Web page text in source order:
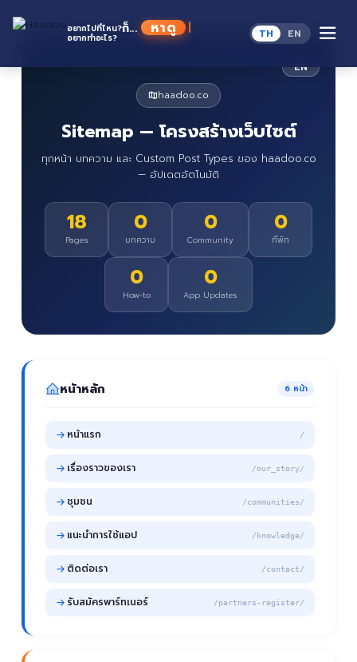
อยากไปที่ไหน?
อยากทำอะไร?
ก็... หาดู TH EN
EN
haadoo.co
Sitemap — โครงสร้างเว็บไซต์
ทุกหน้า บทความ และ Custom Post Types ของ haadoo.co
— อัปเดตอัตโนมัติ
18
Pages
0
บทความ
0
Community
0
ที่พัก
0
How-to
0
App Updates
หน้าหลัก 6 หน้า
หน้าแรก /
เรื่องราวของเรา /our_story/
ชุมชน /communities/
แนะนำการใช้แอป /knowledge/
ติดต่อเรา /contact/
รับสมัครพาร์ทเนอร์ /partners-register/